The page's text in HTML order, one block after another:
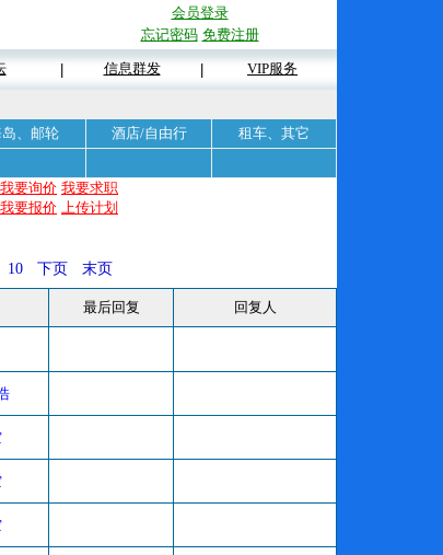
会员登录
忘记密码 免费注册
信息群发 VIP服务
、邮轮 酒店/自由行
租车、其它
我要询价 我要求职
我要报价 上传计划
10 下页 末页
最后回复 回复人